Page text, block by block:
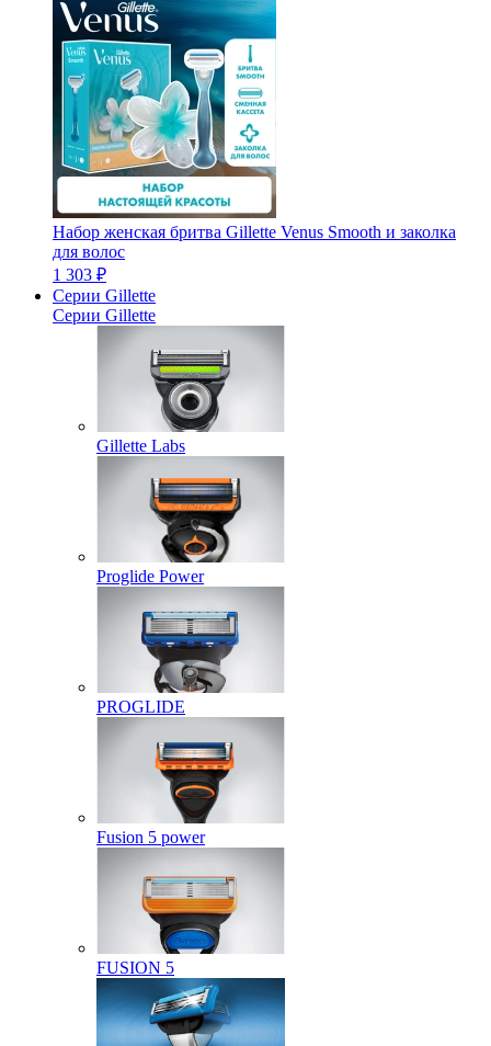
Набор женская бритва Gillette Venus Smooth и заколка
для волос
1 303 ₽
Серии Gillette
Серии Gillette
Gillette Labs
Proglide Power
PROGLIDE
Fusion 5 power
FUSION 5